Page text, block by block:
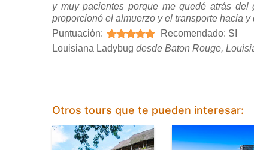
y muy pacientes porque me quedé atrás del
proporcionó el almuerzo y el transporte hacia
Puntuación:
Recomendado: SI
Louisiana Ladybug desde Baton Rouge,
Otros tours que te pueden interesar: